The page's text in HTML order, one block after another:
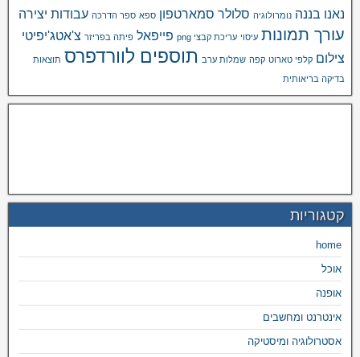
נאנו בננה נומרולוגיה סלולר סמארטפון ספא ספר הדרכה עבודות יצירה
עורך תמונות עיסוי עריכת קבצי png פייפאל פיתה בפריזר צ'אטג'יפיטי
צילום קלפי טארוט קפה שמלות ערב תוספים לוורדפרס תוצאות
בדיקה בריאותית
קטגוריות
home
אוכל
אופנה
אינטרנט ומחשבים
אסטרולוגיה ומיסטיקה